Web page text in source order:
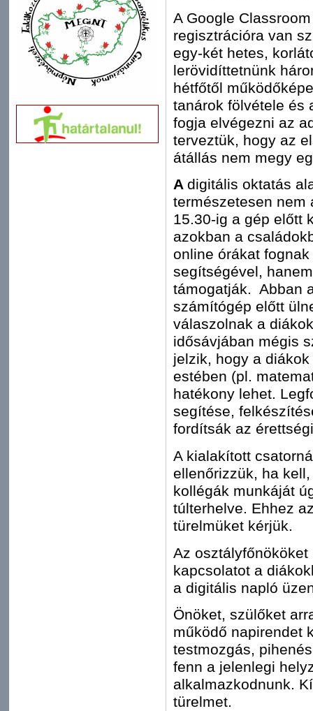
A Google
regisztrációra van
egy-két hetes,
lerövidíttetnünk
hétfőtől
tanárok fölvétele és
fogja elvégezni az
terveztük, hogy az
átállás nem megy
A digitális oktatás
természetesen nem
15.30-ig a gép előtt
azokban a
online órákat
segítségével,
támogatják. Abban
számítógép előtt
válaszolnak a
idősávjában mégis
jelzik, hogy a
estében (pl.
hatékony lehet.
segítése,
fordítsák az
A kialakított
ellenőrizzük, ha
kollégák munkáját
túlterhelve. Ehhez
türelmüket kérjük.
Az
kapcsolatot a
a digitális napló
Önöket, szülőket
működő napirendet
testmozgás,
fenn a jelenlegi
alkalmazkodnunk.
türelmet.